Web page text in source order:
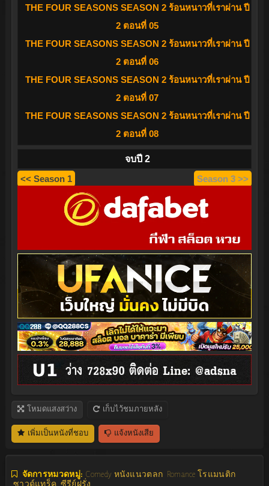
THE FOUR SEASONS SEASON 2 ร้อนหนาวที่เราผ่าน ปี
2 ตอนที่ 05
THE FOUR SEASONS SEASON 2 ร้อนหนาวที่เราผ่าน ปี
2 ตอนที่ 06
THE FOUR SEASONS SEASON 2 ร้อนหนาวที่เราผ่าน ปี
2 ตอนที่ 07
THE FOUR SEASONS SEASON 2 ร้อนหนาวที่เราผ่าน ปี
2 ตอนที่ 08
จบปี 2
<< Season 1
Season 3 >>
โหมดแสงสว่าง เก็บไว้ชมภายหลัง
เพิ่มเป็นหนังที่ชอบ แจ้งหนังเสีย
จัดการหมวดหมู่: Comedy หนังแนวตลก
Romance โรแมนติก
ซาวด์แทร็ค ซีรีย์ฝรั่ง